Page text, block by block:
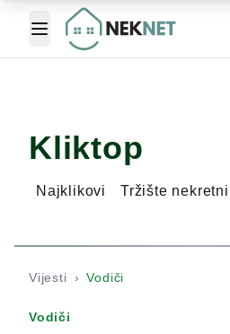
Toggle Menu
Kliktop
Najklikovi Tržište
Vijesti › Vodiči
Vodiči